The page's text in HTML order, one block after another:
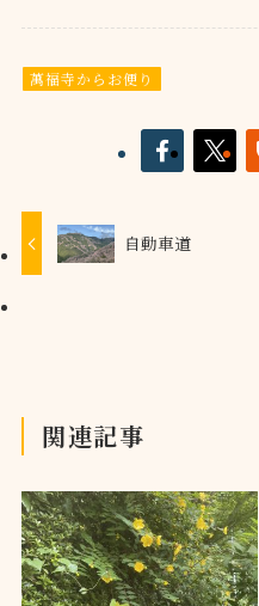
萬福寺からお便り
自動車道
関連記事